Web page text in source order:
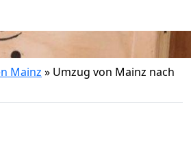
Mainz » Umzug von Mainz nach